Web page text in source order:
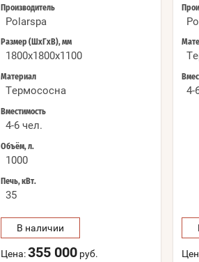
Производитель
Polarspa
Размер (ШхГхВ), мм
1800x1800x1100
Материал
Термососна
Вместимость
4-6 чел.
Объём, л.
1000
Печь, кВт.
35
В наличии
Цена:355 000 руб.
4-